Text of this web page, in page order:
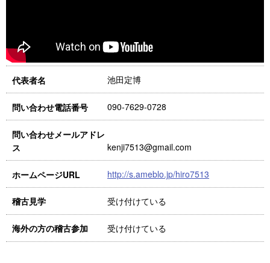
代表者名 池田定博
問い合わせ電話番号 090-7629-0728
問い合わせメールアドレ
ス
kenji7513@gmail.com
ホームページURL http://s.ameblo.jp/hiro7513
稽古見学 受け付けている
海外の方の稽古参加 受け付けている